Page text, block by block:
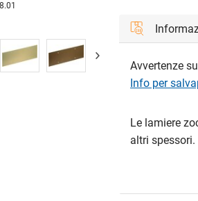
Avvertenze
Info per
Le lamiere
altri spessori.